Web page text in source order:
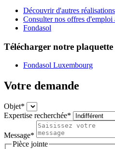
Découvrir d'autres réalisations
Consulter nos offres
Fondasol
Télécharger notre plaquette
Fondasol Luxembourg
Votre demande
Objet*
Expertise recherchée*
Message*
Pièce jointe